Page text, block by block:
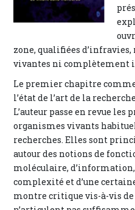
zone, qualifiées
vivantes ni complètement
Le premier chapitre
l’état de l’art de la
L’auteur passe en revue les
organismes vivants
recherches. Elles sont
autour des notions de
moléculaire, d’information,
complexité et d’une
montre critique vis-à-vis de